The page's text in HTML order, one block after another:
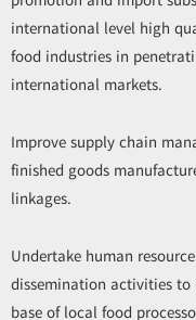
international level high
food industries in
international markets.
Improve supply chain
finished goods
linkages.
Undertake human
dissemination activities